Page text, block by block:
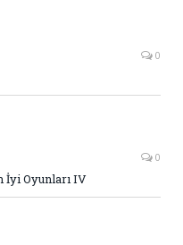
0
0
İyi Oyunları IV